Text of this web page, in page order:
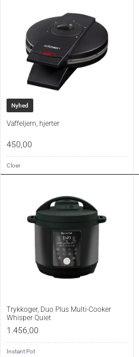
Nyhed
Vaffeljern, hjerter
450,00
Cloer
Trykkoger, Duo Plus Multi-Cooker
Whisper Quiet
1.456,00
Instant Pot